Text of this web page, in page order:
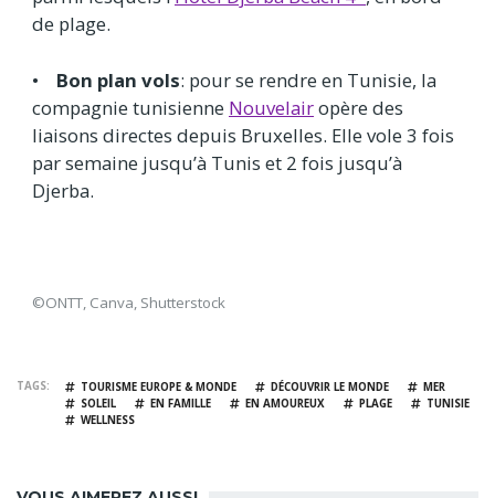
de plage.
• Bon plan vols: pour se rendre en Tunisie, la
compagnie tunisienne Nouvelairopère des
liaisons directes depuis Bruxelles. Elle vole 3 fois
par semaine jusqu’à Tunis et 2 fois jusqu’à
Djerba.
©ONTT, Canva, Shutterstock
TAGS TOURISME EUROPE & MONDE DÉCOUVRIR LE MONDE
MER
SOLEIL
EN FAMILLE EN AMOUREUX PLAGE
TUNISIE
WELLNESS